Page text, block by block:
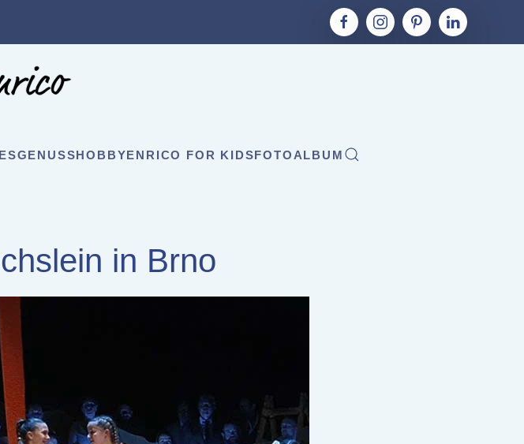
GENUSSHOBBYENRICO FOR KIDSFOTOALBUM
in Brno